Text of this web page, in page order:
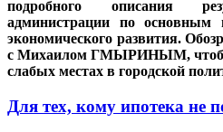
подробного описания
администрации по основным
экономического развития.
с Михаилом ГМЫРИНЫМ, чтобы
слабых местах в городской
Для тех, кому ипотека не